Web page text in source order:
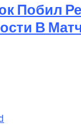
Побил
В